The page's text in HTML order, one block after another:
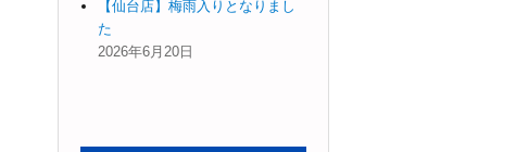
【仙台店】梅雨入りとなりまし
た
2026年6月20日